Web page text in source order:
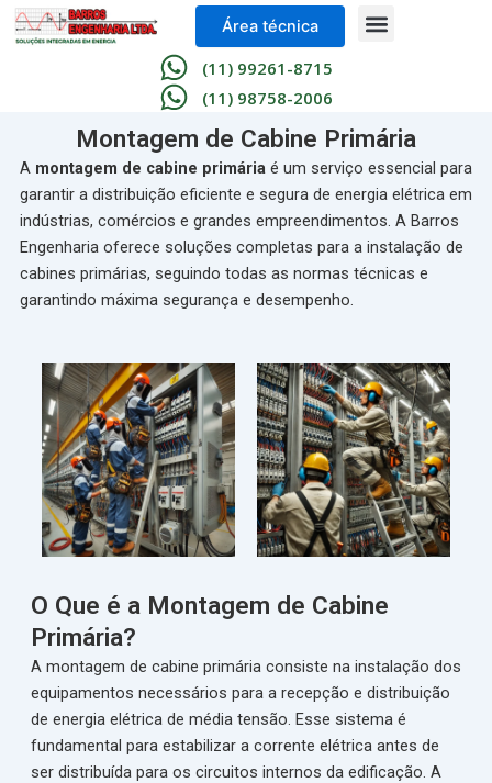
Skip
Área técnica Menu
(11) 99261-8715
(11) 98758-2006
Montagem de Cabine Primária
A montagem de cabine primáriaé um serviço essencial para
garantir a distribuição eficiente e segura de energia elétrica em
indústrias, comércios e grandes empreendimentos. A Barros
Engenharia oferece soluções completas para a instalação de
cabines primárias, seguindo todas as normas técnicas e
garantindo máxima segurança e desempenho.
O Que é a Montagem de Cabine
Primária?
A montagem de cabine primária consiste na instalação dos
equipamentos necessários para a recepção e distribuição
de energia elétrica de média tensão. Esse sistema é
fundamental para estabilizar a corrente elétrica antes de
ser distribuída para os circuitos internos da edificação. A